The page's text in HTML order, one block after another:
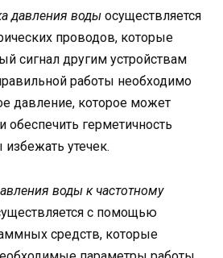
давления воды осуществляется
проводов, которые
сигнал другим устройствам
работы необходимо
давление, которое может
обеспечить герметичность
утечек.
воды к частотному
с помощью
средств, которые